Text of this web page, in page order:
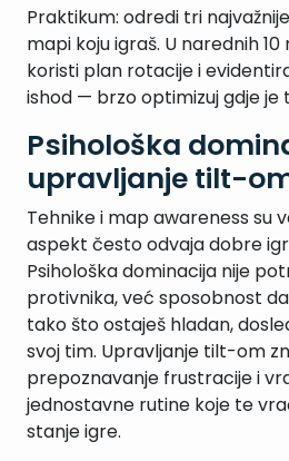
Praktikum: odredi tri
mapi koju igraš. U narednih
koristi plan rotacije i
ishod — brzo optimizuj gdje je
Psihološka
upravljanje tilt-
Tehnike i map awareness su
aspekt često odvaja dobre
Psihološka dominacija nije
protivnika, već sposobnost
tako što ostaješ hladan,
svoj tim. Upravljanje tilt-om
prepoznavanje frustracije i
jednostavne rutine koje te
stanje igre.